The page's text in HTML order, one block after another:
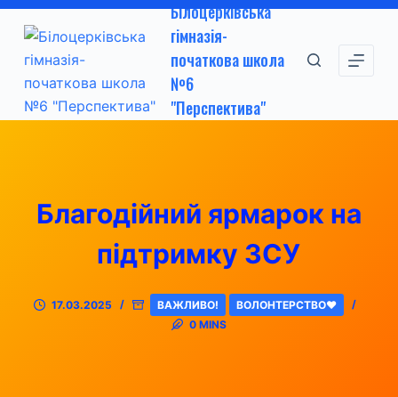
П
е
р
е
й
Білоцерківська
гімназія-
початкова школа
№6
"Перспектива"
Благодійний ярмарок на
підтримку ЗСУ
17.03.2025 ВАЖЛИВО!
ВОЛОНТЕРСТВО❤
0 MINS